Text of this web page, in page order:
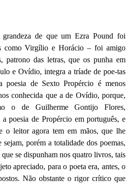
de que um Ezra Pound foi
como Virgílio e Horácio – foi amigo
patrono das letras, que os punha em
e Ovídio, integra a tríade de poe-tas
poesia de Sexto Propércio é menos
conhecida que a de Ovídio, porque,
o de Guilherme Gontijo Flores,
poesia de Propércio em português, e
o leitor agora tem em mãos, que lhe
porém a totalidade dos poemas,
se dispunham nos quatro livros, tais
apreciado, para o poeta era, antes, o
Não obstante o rigor crítico que